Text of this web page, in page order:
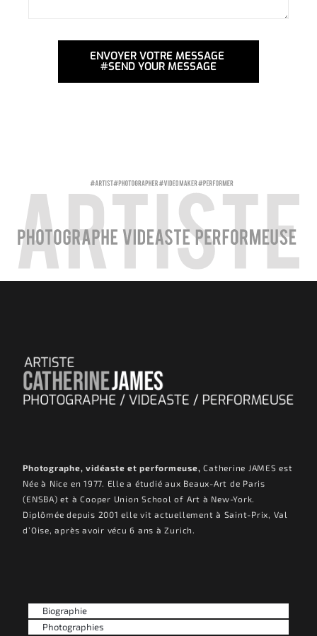
ENVOYER VOTRE MESSAGE
#SEND YOUR MESSAGE
Photographe, vidéaste et performeuse,Catherine JAMES est
Née à Nice en 1977. Elle a étudié aux Beaux-Art de Paris
(ENSBA) et à Cooper Union School of Art à New-York.
Diplômée depuis 2001 elle vit actuellement à Saint-Prix, Val
d’Oise, après avoir vécu 6 ans à Zurich.
Biographie
Photographies